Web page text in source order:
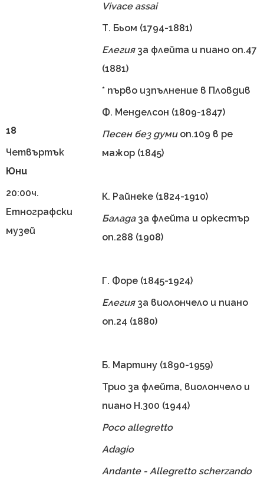
18
Четвъртък
Юни
20:00ч.
Етнографски
музей
Vivace assai
Т. Бьом (1794-1881)
Елегия за флейта и пиано оп.47
(1881)
* първо изпълнение в Пловдив
Ф. Менделсон (1809-1847)
Песен без думиоп.109 в ре
мажор (1845)
К. Райнеке (1824-1910)
Баладаза флейта и оркестър
оп.288 (1908)
Г. Форе (1845-1924)
Елегия за виолончело и пиано
оп.24 (1880)
Б. Мартину (1890-1959)
Трио за флейта, виолончело и
пиано Н.300 (1944)
Poco allegretto
Adagio
Andante - Allegretto scherzando